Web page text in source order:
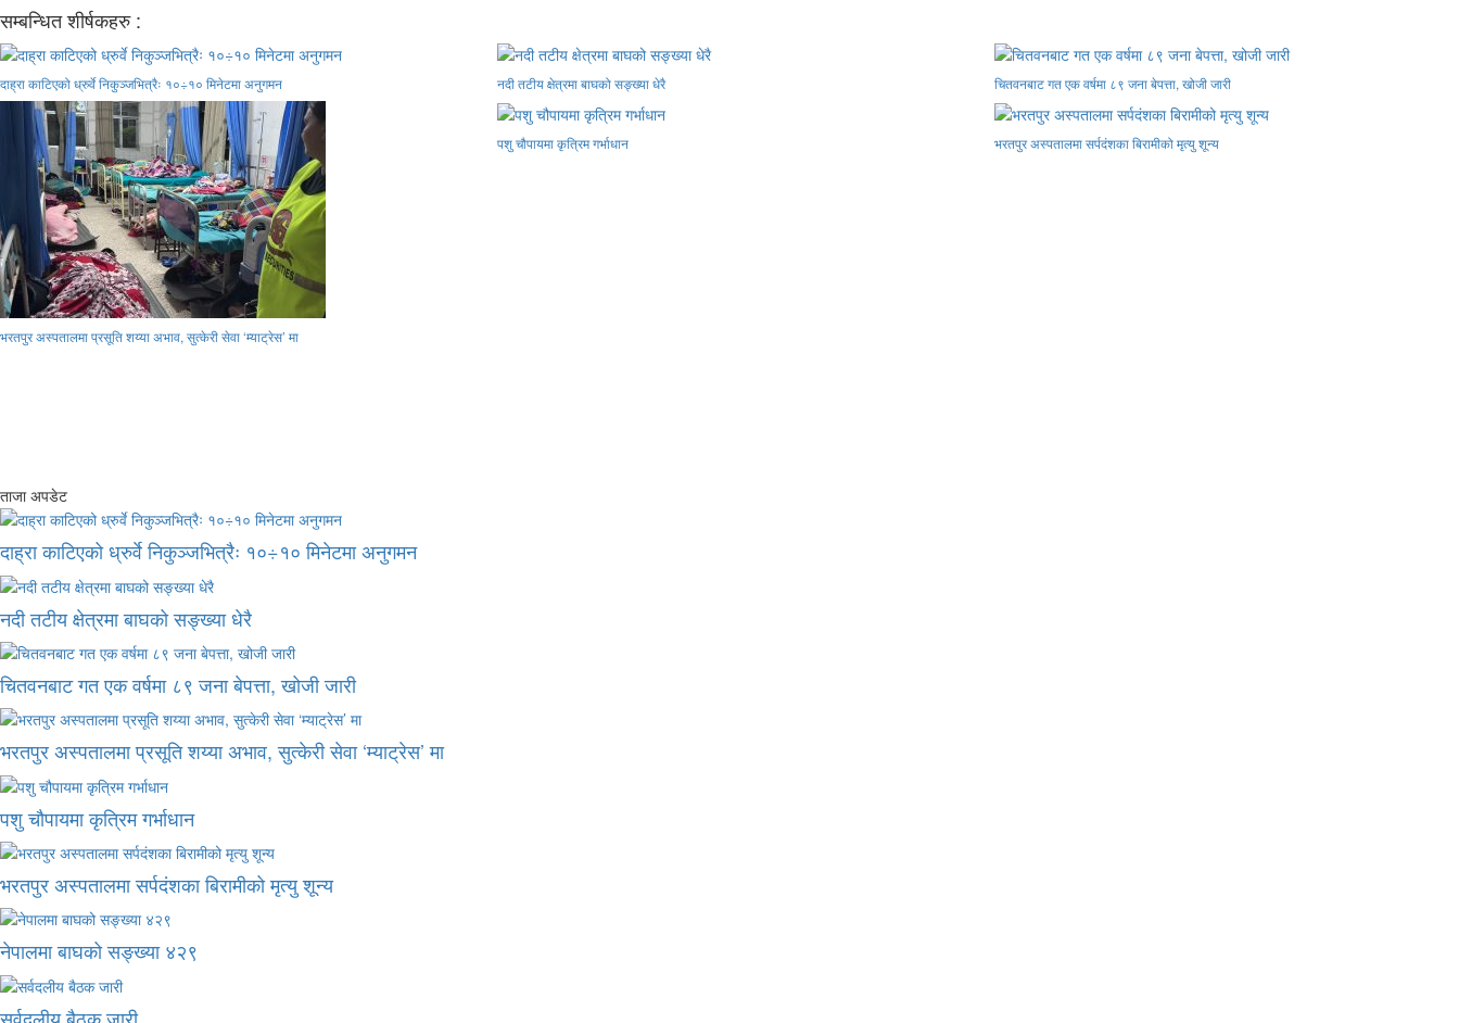
सम्बन्धित शीर्षकहरु :
दाह्रा काटिएको ध्रुर्वे निकुञ्जभित्रैः १०÷१० मिनेटमा अनुगमन नदी तटीय क्षेत्रमा बाघको सङ्ख्या धेरै चितवनबाट गत एक वर्षमा ८९ जना बेपत्ता, खोजी जारी
भरतपुर अस्पतालमा प्रसूति शय्या अभाव, सुत्केरी सेवा ‘म्याट्रेस’ मा
पशु चौपायमा कृत्रिम गर्भाधान भरतपुर अस्पतालमा सर्पदंशका बिरामीको मृत्यु शून्य
ताजा अपडेट
दाह्रा काटिएको ध्रुर्वे निकुञ्जभित्रैः १०÷१० मिनेटमा अनुगमन
नदी तटीय क्षेत्रमा बाघको सङ्ख्या धेरै
चितवनबाट गत एक वर्षमा ८९ जना बेपत्ता, खोजी जारी
भरतपुर अस्पतालमा प्रसूति शय्या अभाव, सुत्केरी सेवा ‘म्याट्रेस’ मा
पशु चौपायमा कृत्रिम गर्भाधान
भरतपुर अस्पतालमा सर्पदंशका बिरामीको मृत्यु शून्य
नेपालमा बाघको सङ्ख्या ४२९
सर्वदलीय बैठक जारी